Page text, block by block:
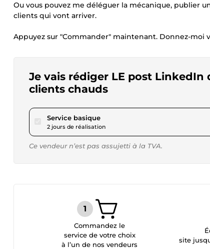
Ou vous pouvez me déléguer la mécanique, publier
clients qui vont arriver.
Appuyez sur "Commander" maintenant. Donnez-moi
Je vais rédiger LE post
clients chauds
Service basiquepour 51,85 $US
2 jours de réalisation
Ce vendeur n’est pas assujetti à la TVA.
Commandez le
service de votre choix
à l’un de nos vendeurs
site